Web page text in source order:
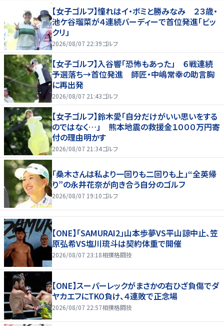
【女子ゴルフ】憧れはイ・ボミと勝みなみ ２３歳・
池ケ谷瑠菜が４連続バーディーで首位発進「ビッ
クリ」
2026/08/07 22:39ゴルフ
【女子ゴルフ】入谷響「恐怖もあった」 ６戦連続
予選落ち→首位発進 師匠・中嶋常幸の助言胸
に再出発
2026/08/07 21:43ゴルフ
【女子ゴルフ】鈴木愛「自分だけがいい思いをする
のではなく…」 熊本地震の救援金１０００万円寄
付の理由明かす
2026/08/07 21:34ゴルフ
「桑木さんは私より一回りも二回りも上」“全英帰
り”の永井花奈が向き合う自分のゴルフ
2026/08/07 19:10ゴルフ
【ONE】「SAMURAI2」山本歩夢VS平山諒中止、笠
原弘希VS塩川琉斗は契約体重で開催
2026/08/07 23:18相撲格闘技
【ONE】スーパーレックがまさかの右ひざ負傷でダ
ヤカエフにTKO負け、４連敗で正念場
2026/08/07 22:57相撲格闘技